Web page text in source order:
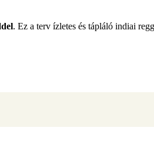
. Ez a terv ízletes és tápláló indiai